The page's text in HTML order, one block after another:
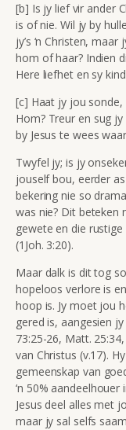
[b] Is jy lief vir ander
is of nie. Wil jy by
jy’s ‘n Christen,
hom of haar? Indien
Here liefhet en sy
[c] Haat jy jou
Hom? Treur en sug
by Jesus te wees
Twyfel jy; is jy
jouself bou, eerder
bekering nie so
was nie? Dit beteken
gewete en die
(1Joh. 3:20).
Maar dalk is dit tog
hopeloos verlore is
hoop is. Jy moet jou
gered is, aangesien
73:25-26, Matt. 25:34,
van Christus (v.17).
gemeenskap van
‘n 50%
Jesus deel alles met
maar jy sal selfs